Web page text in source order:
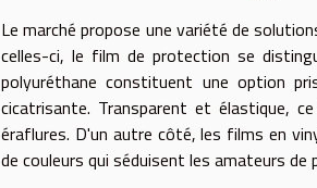
Le marché propose une variété de
celles-ci, le film de protection se
polyuréthane constituent une option
cicatrisante. Transparent et élastique,
éraflures. D'un autre côté, les films en
de couleurs qui séduisent les amateurs de